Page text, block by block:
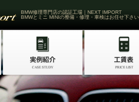
BMW修理専門店の認証工場｜NEXT IMPORT
BMWとミニ MINIの整備・修理・車検はお任せ下さい